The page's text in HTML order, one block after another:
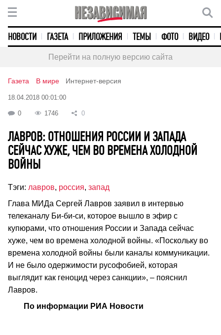
НОВОСТИ ГАЗЕТА ПРИЛОЖЕНИЯ ТЕМЫ ФОТО ВИДЕО
Перейти на полную версию сайта
Газета В мире Интернет-версия
18.04.2018 00:01:00
0 1746 0
ЛАВРОВ: ОТНОШЕНИЯ РОССИИ И ЗАПАДА
СЕЙЧАС ХУЖЕ, ЧЕМ ВО ВРЕМЕНА ХОЛОДНОЙ
ВОЙНЫ
Тэги: лавров, россия, запад
Глава МИДа Сергей Лавров заявил в интервью
телеканалу Би-би-си, которое вышло в эфир с
купюрами, что отношения России и Запада сейчас
хуже, чем во времена холодной войны. «Поскольку во
времена холодной войны были каналы коммуникации.
И не было одержимости русофобией, которая
выглядит как геноцид через санкции», – пояснил
Лавров.
По информации РИА Новости